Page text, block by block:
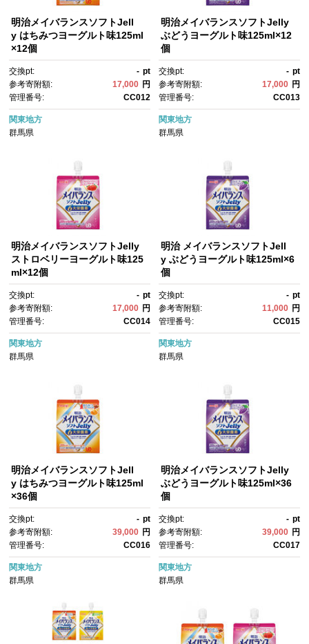
明治メイバランスソフトJell
y はちみつヨーグルト味125ml
×12個
交換pt: - pt
参考寄附額:
17,000 円
管理番号:
CC012
関東地方
群馬県
明治メイバランスソフトJelly
ぶどうヨーグルト味125ml×12
個
交換pt: - pt
参考寄附額:
17,000 円
管理番号:
CC013
関東地方
群馬県
明治メイバランスソフトJelly
ストロベリーヨーグルト味125
ml×12個
交換pt: - pt
参考寄附額:
17,000 円
管理番号:
CC014
関東地方
群馬県
明治 メイバランスソフトJell
y ぶどうヨーグルト味125ml×6
個
交換pt: - pt
参考寄附額:
11,000 円
管理番号:
CC015
関東地方
群馬県
明治メイバランスソフトJell
y はちみつヨーグルト味125ml
×36個
交換pt: - pt
参考寄附額:
39,000 円
管理番号:
CC016
関東地方
群馬県
明治メイバランスソフトJelly
ぶどうヨーグルト味125ml×36
個
交換pt: - pt
参考寄附額:
39,000 円
管理番号:
CC017
関東地方
群馬県